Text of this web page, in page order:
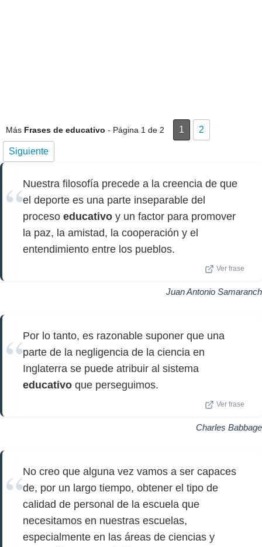
Más Frases de educativo - Página 1 de 2 1 2
Siguiente
Nuestra filosofía precede a la creencia de que
el deporte es una parte inseparable del
proceso educativo y un factor para promover
la paz, la amistad, la cooperación y el
entendimiento entre los pueblos.
Ver frase
Juan Antonio Samaranch
Por lo tanto, es razonable suponer que una
parte de la negligencia de la ciencia en
Inglaterra se puede atribuir al sistema
educativo que perseguimos.
Ver frase
Charles Babbage
No creo que alguna vez vamos a ser capaces
de, por un largo tiempo, obtener el tipo de
calidad de personal de la escuela que
necesitamos en nuestras escuelas,
especialmente en las áreas de ciencias y